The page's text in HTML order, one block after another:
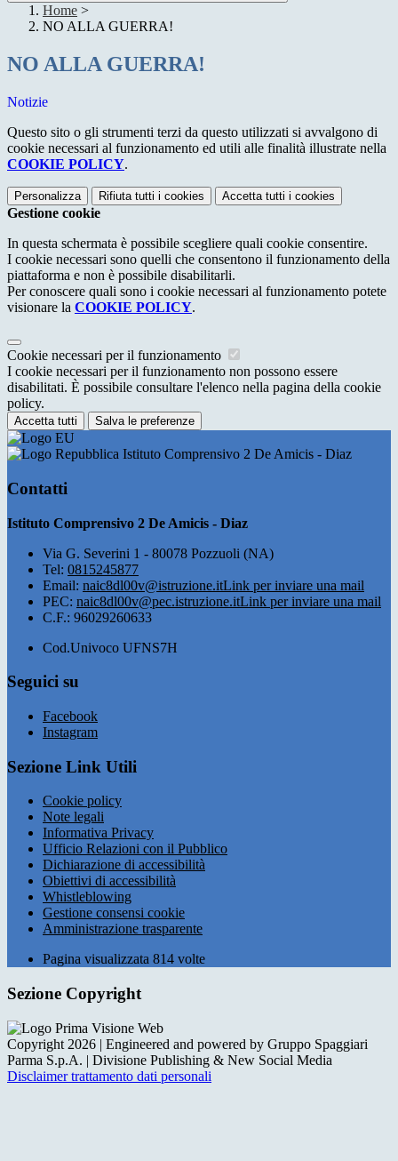
Home >
NO ALLA GUERRA!
NO ALLA GUERRA!
Notizie
Questo sito o gli strumenti terzi da questo utilizzati si avvalgono di
cookie necessari al funzionamento ed utili alle finalità illustrate nella
COOKIE POLICY.
Personalizza Rifiuta tutti i cookies Accetta tutti i cookies
Gestione cookie
In questa schermata è possibile scegliere quali cookie consentire.
I cookie necessari sono quelli che consentono il funzionamento della
piattaforma e non è possibile disabilitarli.
Per conoscere quali sono i cookie necessari al funzionamento potete
visionare la COOKIE POLICY.
Cookie necessari per il funzionamento
I cookie necessari per il funzionamento non possono essere
disabilitati. È possibile consultare l'elenco nella pagina della cookie
policy.
Accetta tutti Salva le preferenze
Istituto Comprensivo 2 De Amicis - Diaz
Contatti
Istituto Comprensivo 2 De Amicis - Diaz
Via G. Severini 1 - 80078 Pozzuoli (NA)
Tel: 0815245877
Email: naic8dl00v@istruzione.itLink per inviare una mail
PEC: naic8dl00v@pec.istruzione.itLink per inviare una mail
C.F.: 96029260633
Cod.Univoco UFNS7H
Seguici su
Facebook
Instagram
Sezione Link Utili
Cookie policy
Note legali
Informativa Privacy
Ufficio Relazioni con il Pubblico
Dichiarazione di accessibilità
Obiettivi di accessibilità
Whistleblowing
Gestione consensi cookie
Amministrazione trasparente
Pagina visualizzata 814 volte
Sezione Copyright
Copyright 2026 | Engineered and powered by Gruppo Spaggiari
Parma S.p.A. | Divisione Publishing & New Social Media
Disclaimer trattamento dati personali